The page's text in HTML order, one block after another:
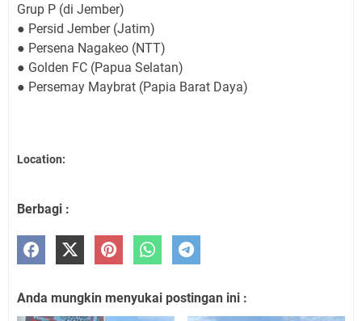
Grup P (di Jember)
● Persid Jember (Jatim)
● Persena Nagakeo (NTT)
● Golden FC (Papua Selatan)
● Persemay Maybrat (Papia Barat Daya)
Location:
Berbagi :
Anda mungkin menyukai postingan ini :